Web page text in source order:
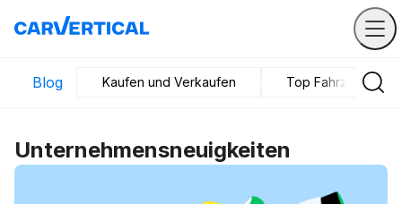
Blog Kaufen und Verkaufen Top Fahrzeuge
Unternehmensneuigkeiten